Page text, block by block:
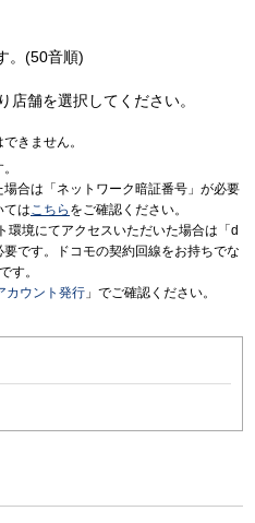
。(50音順)
店舗を選択してください。
きません。
合は「ネットワーク暗証番号」が必要
てはこちら をご確認ください。
環境にてアクセスいただいた場合は「d
です。ドコモの契約回線をお持ちでな
す。
カウント発行 」でご確認ください。